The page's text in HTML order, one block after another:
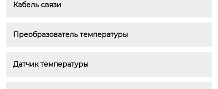
Кабель связи
Преобразователь температуры
Датчик температуры